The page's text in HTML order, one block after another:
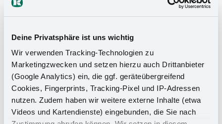
Deine Privatsphäre ist uns wichtig
Wir verwenden Tracking-Technologien zu
Marketingzwecken und setzen hierzu auch Drittanbieter
(Google Analytics) ein, die ggf. geräteübergreifend
Cookies, Fingerprints, Tracking-Pixel und IP-Adressen
nutzen. Zudem haben wir weitere externe Inhalte (etwa
Videos und Kartendienste) eingebunden, die Sie nach
Das Stauraumwunder für Ihr
Badezimmer